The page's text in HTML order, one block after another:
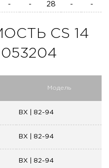
- - 28 - -
CS 14
Модель
BX | 82-94
BX | 82-94
BX | 82-94